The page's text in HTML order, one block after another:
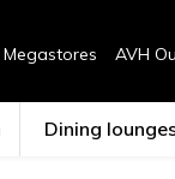
Megastores AVH
Dining